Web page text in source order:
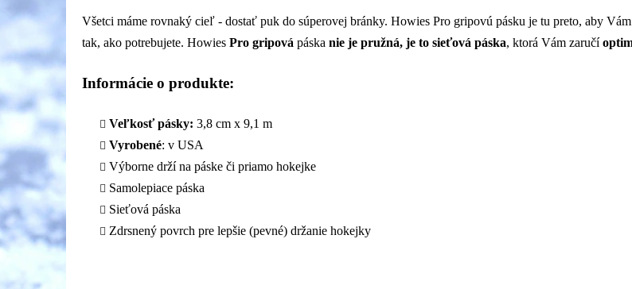
Všetci máme rovnaký cieľ - dostať puk do súperovej bránky. Howies Pro gripovú pásku je tu preto, aby
tak, ako potrebujete. Howies Pro gripová páska nie je pružná, je to sieťová páska, ktorá Vám zaručí
Informácie o produkte:
Veľkosť pásky: 3,8 cm x 9,1 m
Vyrobené: v USA
Výborne drží na páske či priamo hokejke
Samolepiace páska
Sieťová páska
Zdrsnený povrch pre lepšie (pevné) držanie hokejky